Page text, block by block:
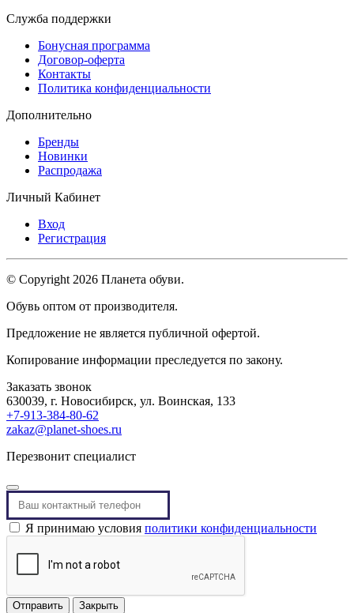
Служба поддержки
Бонусная программа
Договор-оферта
Контакты
Политика конфиденциальности
Дополнительно
Бренды
Новинки
Распродажа
Личный Кабинет
Вход
Регистрация
© Copyright 2026 Планета обуви.
Обувь оптом от производителя.
Предложение не является публичной офертой.
Копирование информации преследуется по закону.
Заказать звонок
630039, г. Новосибирск, ул. Воинская, 133
+7-913-384-80-62
zakaz@planet-shoes.ru
Перезвонит специалист
Я принимаю условия политики конфиденциальности
Отправить Закрыть